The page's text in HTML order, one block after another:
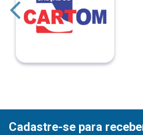
Cadastre-se para